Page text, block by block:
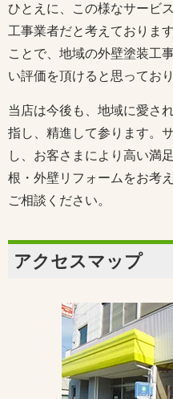
ひとえに、この様なサービ
工事業者だと考えておりま
ことで、地域の外壁塗装工
い評価を頂けると思っており
当店は今後も、地域に愛さ
指し、精進して参ります。
し、お客さまにより高い満
根・外壁リフォームをお考
ご相談ください。
アクセスマップ